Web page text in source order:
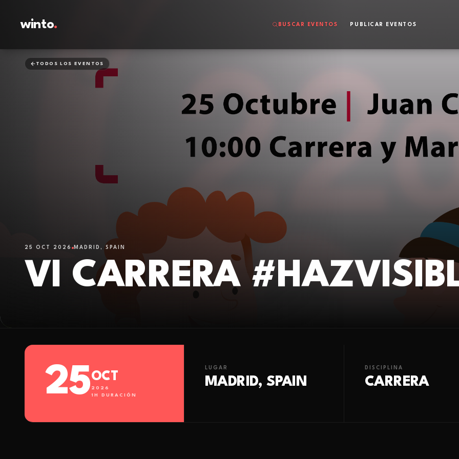
winto. BUSCAR EVENTOS PUBLICAR EVENTOS
TODOS LOS EVENTOS
25 OCT 2026 MADRID, SPAIN
VI CARRERA
25OCT
2026
1 H DURACIÓN
LUGAR
MADRID, SPAIN
DISCIPLINA
CARRERA